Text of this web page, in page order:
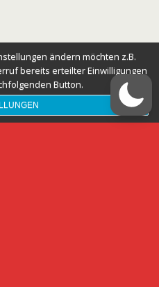
ändern möchten z.B.
bereits erteilter Einwilligungen
Button.